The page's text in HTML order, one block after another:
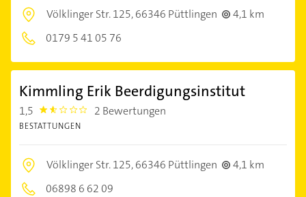
Völklinger Str. 125,66346 Püttlingen
4,1 km
0179 5 41 05 76
Kimmling Erik Beerdigungsinstitut
1,5 1.5 2 Bewertungen
BESTATTUNGEN
Völklinger Str. 125,66346 Püttlingen
4,1 km
06898 6 62 09